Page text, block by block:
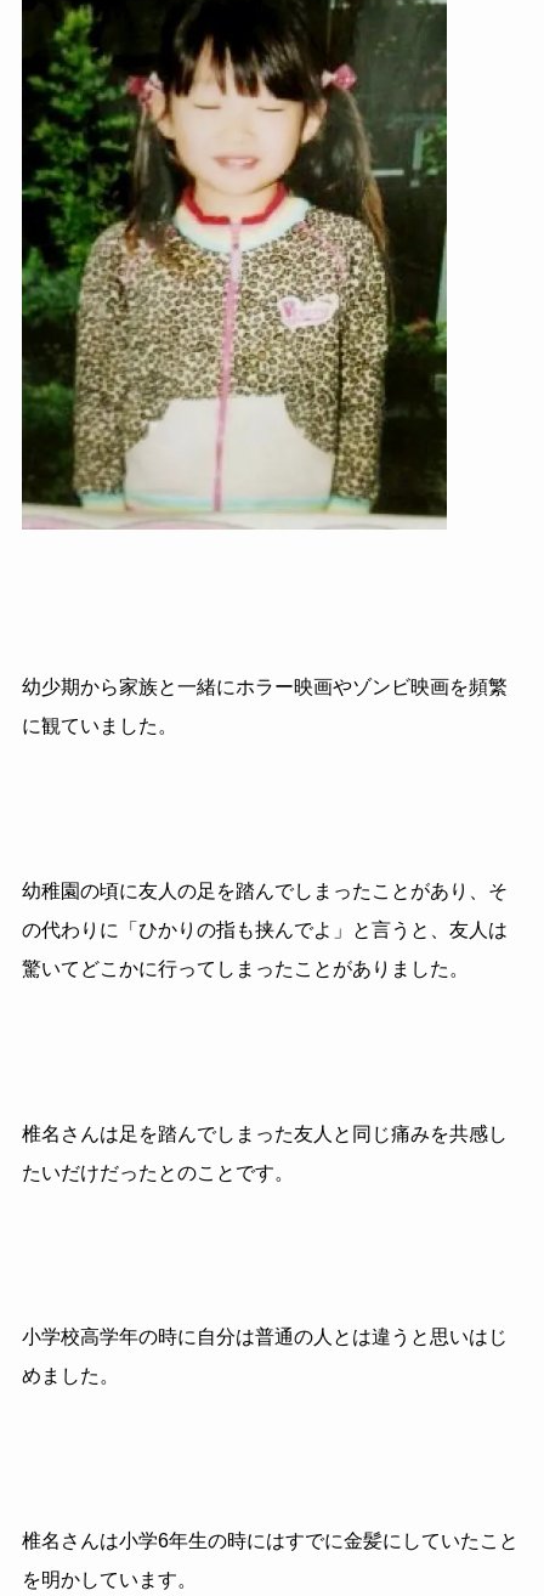
幼少期から家族と一緒にホラー映画やゾンビ映画を頻繁
に観ていました。
幼稚園の頃に友人の足を踏んでしまったことがあり、そ
の代わりに「ひかりの指も挟んでよ」と言うと、友人は
驚いてどこかに行ってしまったことがありました。
椎名さんは足を踏んでしまった友人と同じ痛みを共感し
たいだけだったとのことです。
小学校高学年の時に自分は普通の人とは違うと思いはじ
めました。
椎名さんは小学6年生の時にはすでに金髪にしていたこと
を明かしています。